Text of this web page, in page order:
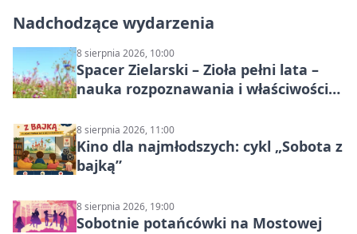
Nadchodzące wydarzenia
8 sierpnia 2026, 10:00
Spacer Zielarski – Zioła pełni lata –
nauka rozpoznawania i właściwości
8 sierpnia 2026, 11:00
Kino dla najmłodszych: cykl „Sobota z
bajką”
8 sierpnia 2026, 19:00
Sobotnie potańcówki na Mostowej